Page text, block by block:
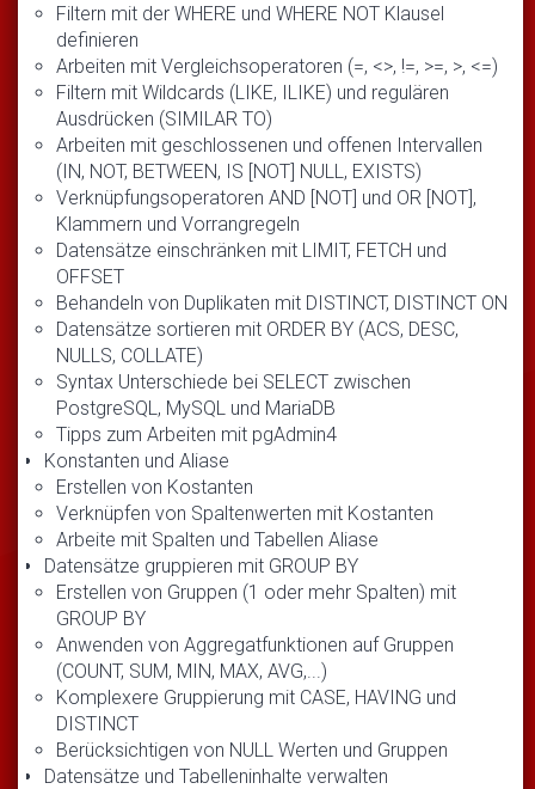
Filtern mit der WHERE und WHERE NOT Klausel
definieren
Arbeiten mit Vergleichsoperatoren (=, <>, !=, >=, >, <=)
Filtern mit Wildcards (LIKE, ILIKE) und regulären
Ausdrücken (SIMILAR TO)
Arbeiten mit geschlossenen und offenen Intervallen
(IN, NOT, BETWEEN, IS [NOT] NULL, EXISTS)
Verknüpfungsoperatoren AND [NOT] und OR [NOT],
Klammern und Vorrangregeln
Datensätze einschränken mit LIMIT, FETCH und
OFFSET
Behandeln von Duplikaten mit DISTINCT, DISTINCT ON
Datensätze sortieren mit ORDER BY (ACS, DESC,
NULLS, COLLATE)
Syntax Unterschiede bei SELECT zwischen
PostgreSQL, MySQL und MariaDB
Tipps zum Arbeiten mit pgAdmin4
Konstanten und Aliase
Erstellen von Kostanten
Verknüpfen von Spaltenwerten mit Kostanten
Arbeite mit Spalten und Tabellen Aliase
Datensätze gruppieren mit GROUP BY
Erstellen von Gruppen (1 oder mehr Spalten) mit
GROUP BY
Anwenden von Aggregatfunktionen auf Gruppen
(COUNT, SUM, MIN, MAX, AVG,...)
Komplexere Gruppierung mit CASE, HAVING und
DISTINCT
Berücksichtigen von NULL Werten und Gruppen
Datensätze und Tabelleninhalte verwalten